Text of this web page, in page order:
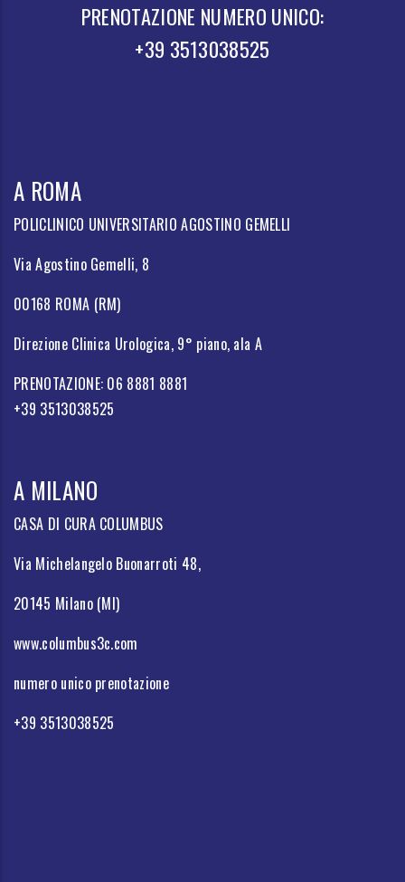
PRENOTAZIONE NUMERO UNICO:
+39 3513038525
A ROMA
POLICLINICO UNIVERSITARIO AGOSTINO GEMELLI
Via Agostino Gemelli, 8
00168 ROMA (RM)
Direzione Clinica Urologica, 9° piano, ala A
PRENOTAZIONE: 06 8881 8881
+39 3513038525
A MILANO
CASA DI CURA COLUMBUS
Via Michelangelo Buonarroti 48,
20145 Milano (MI)
www.columbus3c.com
numero unico prenotazione
+39 3513038525